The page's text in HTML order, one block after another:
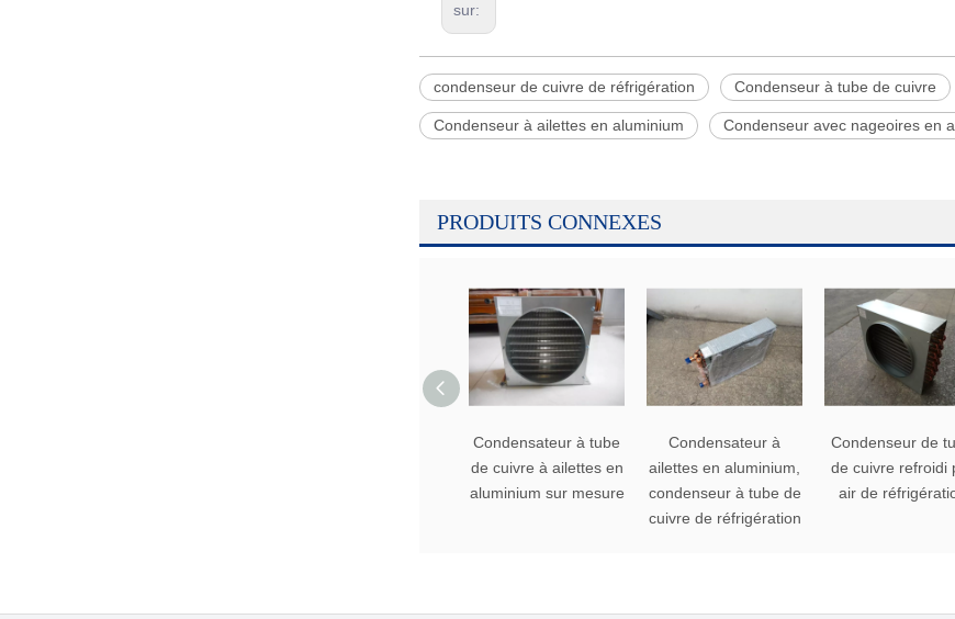
sur:
condenseur de cuivre de réfrigération Condenseur à tube de cuivre
Condenseur à ailettes en aluminium Condenseur avec nageoires en
PRODUITS CONNEXES
Condensateur à tube
de cuivre à ailettes en
aluminium sur mesure
Condensateur à
ailettes en aluminium,
condenseur à tube de
cuivre de réfrigération
Condenseur de
de cuivre refroidi
air de